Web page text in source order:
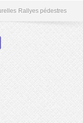
Rallyes pédestres